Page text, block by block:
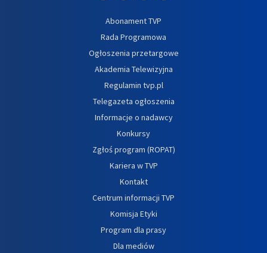
Abonament TVP
Rada Programowa
Ogłoszenia przetargowe
Akademia Telewizyjna
Regulamin tvp.pl
Telegazeta ogłoszenia
Informacje o nadawcy
Konkursy
Zgłoś program (ROPAT)
Kariera w TVP
Kontakt
Centrum informacji TVP
Komisja Etyki
Program dla prasy
Dla mediów